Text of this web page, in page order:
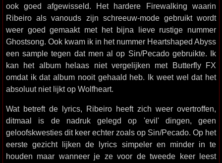
ook goed afgewisseld. Het hardere Firewalking waarin
Ribeiro als vanouds zijn schreeuw-mode gebruikt wordt
weer goed gemaakt met het bijna lieve rustige nummer
Ghostsong. Ook kwam ik in het nummer Heartshaped Abyss
een sample tegen dat men al op Sin/Pecado gebruikte. Ik
kan het album helaas niet vergelijken met Butterfly FX
omdat ik dat album nooit gehaald heb. Ik weet wel dat het
absoluut niet lijkt op Wolfheart.
Wat betreft de lyrics, Ribeiro heeft zich weer overtroffen,
ditmaal is de nadruk gelegd op 'evil' dingen, geen
geloofskwesties dit keer echter zoals op Sin/Pecado. Op het
eerste gezicht lijken de lyrics simpeler en minder in te
houden maar wanneer je ze voor de tweede keer leest